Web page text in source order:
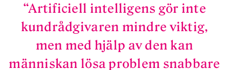
Artificiell intelligens gör inte
kundrådgivaren mindre viktig,
men med hjälp av den kan
människan lösa problem snabbare